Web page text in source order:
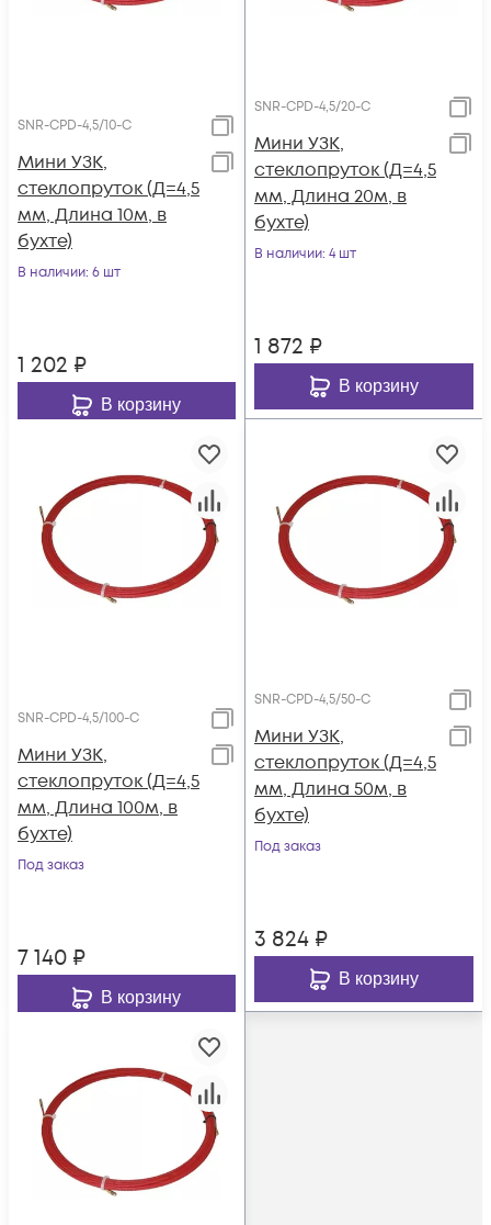
SNR-CPD-4,5/10-C
Мини УЗК,
стеклопруток (Д=4,5
мм, Длина 10м, в
бухте)
В наличии: 6 шт
1 202 ₽
В корзину
SNR-CPD-4,5/20-C
Мини УЗК,
стеклопруток (Д=4,5
мм, Длина 20м, в
бухте)
В наличии: 4 шт
1 872 ₽
В корзину
SNR-CPD-4,5/100-C
Мини УЗК,
стеклопруток (Д=4,5
мм, Длина 100м, в
бухте)
Под заказ
7 140 ₽
В корзину
SNR-CPD-4,5/50-C
Мини УЗК,
стеклопруток (Д=4,5
мм, Длина 50м, в
бухте)
Под заказ
3 824 ₽
В корзину